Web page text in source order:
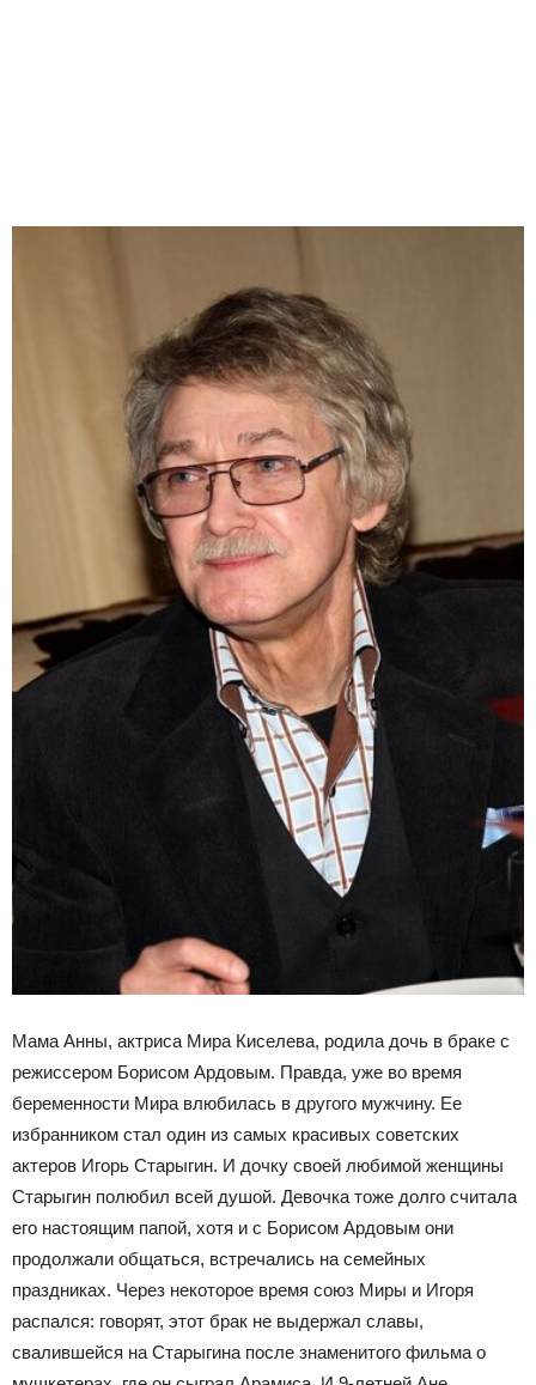
Мама Анны, актриса Мира Киселева, родила дочь в браке с
режиссером Борисом Ардовым. Правда, уже во время
беременности Мира влюбилась в другого мужчину. Ее
избранником стал один из самых красивых советских
актеров Игорь Старыгин. И дочку своей любимой женщины
Старыгин полюбил всей душой. Девочка тоже долго считала
его настоящим папой, хотя и с Борисом Ардовым они
продолжали общаться, встречались на семейных
праздниках. Через некоторое время союз Миры и Игоря
распался: говорят, этот брак не выдержал славы,
свалившейся на Старыгина после знаменитого фильма о